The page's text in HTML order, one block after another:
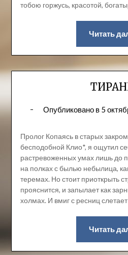
тобою горжусь, красотой,
Читать
Опубликовано в 5
Пролог Копаясь в старых
бесподобной Клио*, я ощутил
растревоженных умах лишь до
на полках с былью небылица,
теремах. Но стоит приоткрыть
прояснится, и запылает как
холмах. И вмиг с ресниц
Читать